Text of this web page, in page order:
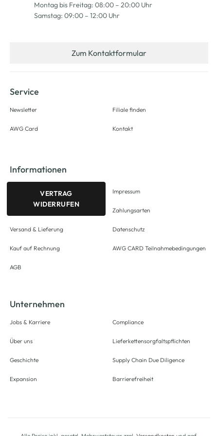
Montag bis Freitag: 08:00 – 20:00 Uhr
Samstag: 09:00 – 12:00 Uhr
Zum Kontaktformular
Service
Newsletter
AWG Card
Filiale finden
Kontakt
Informationen
VERTRAG
WIDERRUFEN
Versand & Lieferung
Kauf auf Rechnung
AGB
Impressum
Zahlungsarten
Datenschutz
AWG CARD Teilnahmebedingungen
Unternehmen
Jobs & Karriere
Über uns
Geschichte
Expansion
Compliance
Lieferkettensorgfaltspflichten
Supply Chain Due Diligence
Barrierefreiheit